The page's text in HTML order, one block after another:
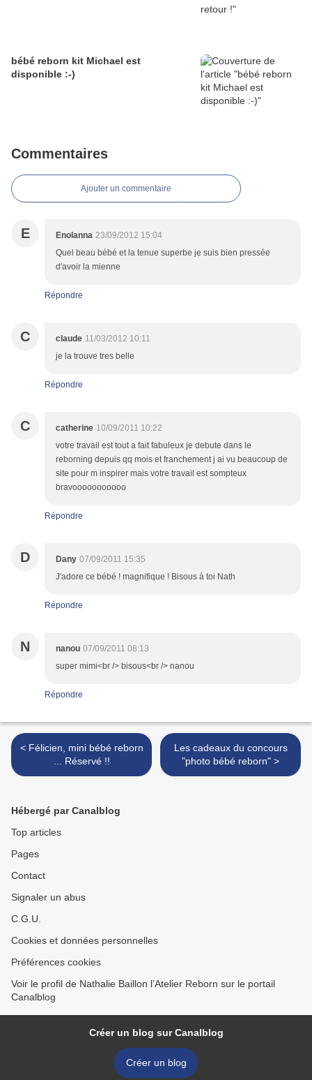
bébé reborn kit Michael est
disponible :-)
Commentaires
Ajouter un commentaire
E Enolanna 23/09/2012 15:04
Quel beau bébé et la tenue superbe je suis bien pressée
d'avoir la mienne
Répondre
C claude 11/03/2012 10:11
je la trouve tres belle
Répondre
C catherine 10/09/2011 10:22
votre travail est tout a fait fabuleux je debute dans le
reborning depuis qq mois et franchement j ai vu beaucoup de
site pour m inspirer mais votre travail est sompteux
bravooooooooooo
Répondre
D Dany 07/09/2011 15:35
J'adore ce bébé ! magnifique ! Bisous à toi Nath
Répondre
N nanou 07/09/2011 08:13
super mimi<br /> bisous<br /> nanou
Répondre
< Félicien, mini bébé reborn
... Réservé !!
Les cadeaux du concours
"photo bébé reborn" >
Hébergé par Canalblog
Top articles
Pages
Contact
Signaler un abus
C.G.U.
Cookies et données personnelles
Préférences cookies
Voir le profil de Nathalie Baillon l’Atelier Reborn sur le portail
Canalblog
Créer un blog sur Canalblog
Créer un blog